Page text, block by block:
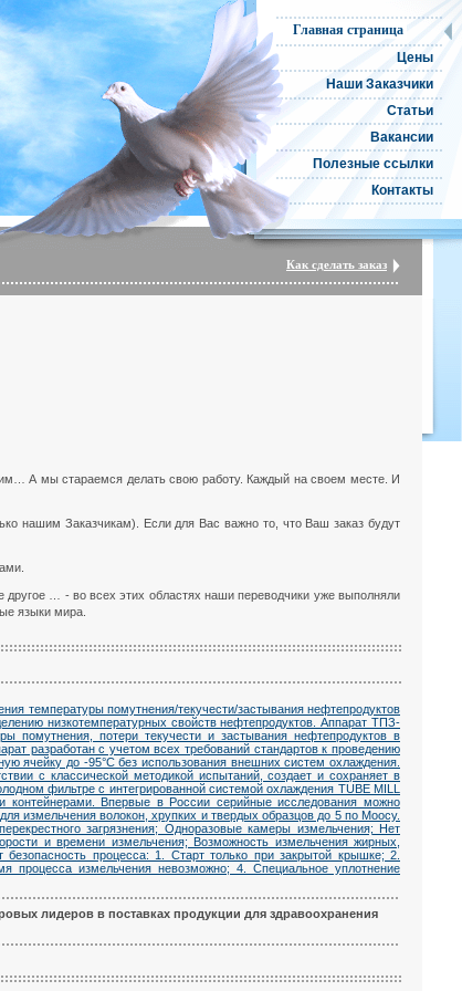
Главная страница
Цены
Наши Заказчики
Статьи
Вакансии
Полезные ссылки
Контакты
Как сделать заказ
А мы стараемся делать свою работу. Каждый на своем месте. И
нашим Заказчикам). Если для Вас важно то, что Ваш заказ будут
другое … - во всех этих областях наши переводчики уже выполняли
языки мира.
температуры помутнения/текучести/застывания нефтепродуктов
низкотемпературных свойств нефтепродуктов. Аппарат ТПЗ-
помутнения, потери текучести и застывания нефтепродуктов в
разработан с учетом всех требований стандартов к проведению
ячейку до -95°С без использования внешних систем охлаждения.
с классической методикой испытаний, создает и сохраняет в
фильтре с интегрированной системой охлаждения TUBE MILL
Впервые в России серийные исследования можно
измельчения волокон, хрупких и твердых образцов до 5 по Моосу.
загрязнения; Одноразовые камеры измельчения; Нет
и времени измельчения; Возможность измельчения жирных,
процесса: 1. Старт только при закрытой крышке; 2.
процесса измельчения невозможно; 4. Специальное уплотнение
лидеров в поставках продукции для здравоохранения